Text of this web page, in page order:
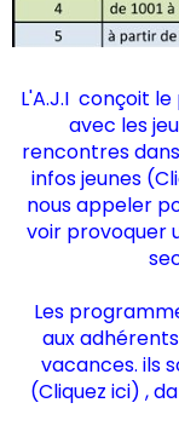
L'A.J.I conçoit
avec les
rencontres
infos jeunes (
nous appeler
voir provoquer
Les
aux
vacances. ils
(Cliquez ici) ,